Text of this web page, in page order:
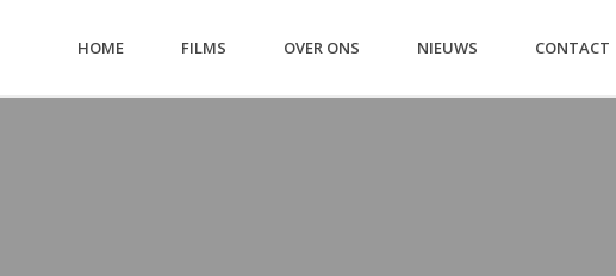
HOME FILMS OVER ONS NIEUWS CONTACT